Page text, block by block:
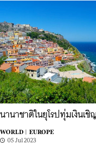
นานาชาติในยุโรปทุ่มเงินเ
WORLD |
EUROPE
05 Jul 2023